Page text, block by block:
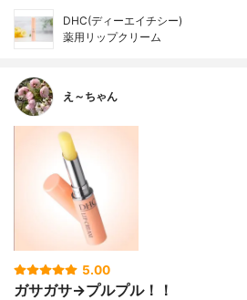
DHC(ディーエイチシー)
薬用リップクリーム
え～ちゃん
5.00
ガサガサ→プルプル！！